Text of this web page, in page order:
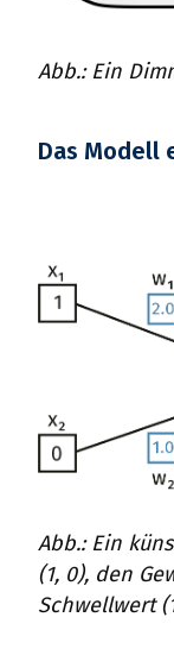
Abb.: Ein
Das Modell
Abb.: Ein
(1, 0), den
Schwellwert